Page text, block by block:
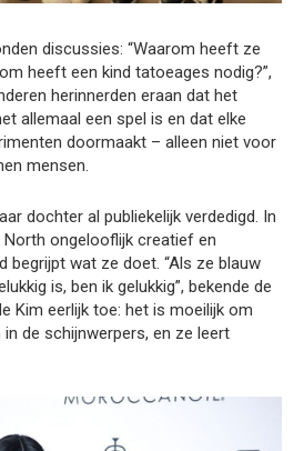
discussies: “Waarom heeft ze
heeft een kind tatoeages nodig?”,
herinnerden eraan dat het
allemaal een spel is en dat elke
doormaakt – alleen niet voor
mensen.
dochter al publiekelijk verdedigd. In
ongelooflijk creatief en
begrijpt wat ze doet. “Als ze blauw
is, ben ik gelukkig”, bekende de
Kim eerlijk toe: het is moeilijk om
de schijnwerpers, en ze leert